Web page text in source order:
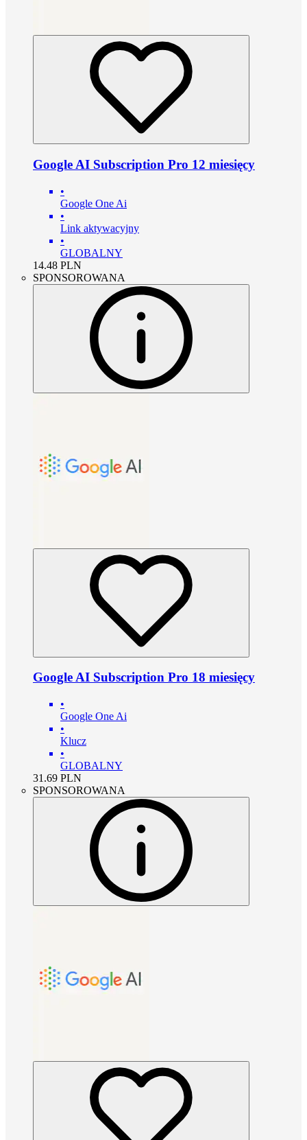
Google AI Subscription Pro 12 miesięcy
•
Google One Ai
•
Link aktywacyjny
•
GLOBALNY
14.48 PLN
SPONSOROWANA
Google AI Subscription Pro 18 miesięcy
•
Google One Ai
•
Klucz
•
GLOBALNY
31.69 PLN
SPONSOROWANA